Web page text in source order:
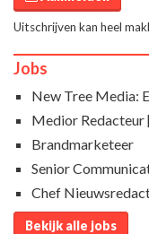
Uitschrijven kan heel
Jobs
New Tree Media:
Medior Redacteur
Brandmarketeer
Senior
Chef
Bekijk alle jobs